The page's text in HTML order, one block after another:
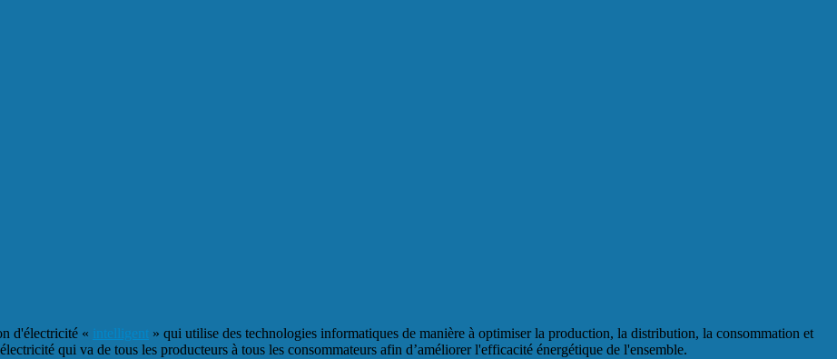
d'électricité « intelligent » qui utilise des technologies informatiques de manière à optimiser la production, la distribution, la consommation et
qui va de tous les producteurs à tous les consommateurs afin d’améliorer l'efficacité énergétique de l'ensemble.